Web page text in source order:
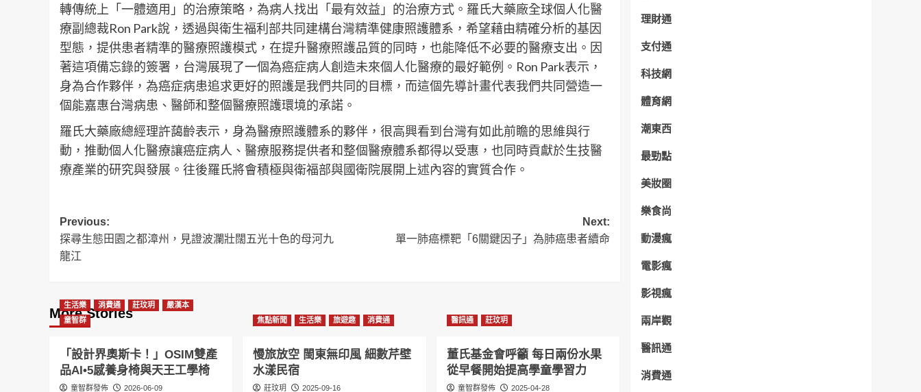
轉傳統上「一體適用」的治療策略，為病人找出「最有效益」的治療方式。羅氏大藥廠全球個人化醫
療副總裁Ron Park說，透過與衛生福利部共同建構台灣精準健康照護體系，希望藉由精確分析的基因
型態，提供患者精準的醫療照護模式，在提升醫療照護品質的同時，也能降低不必要的醫療支出。因
著這項備忘錄的簽署，台灣展現了一個為癌症病人創造未來個人化醫療的最好範例。Ron Park表示，
身為合作夥伴，為癌症病患追求更好的照護是我們共同的目標，而這個先導計畫代表我們共同營造一
個能嘉惠台灣病患、醫師和整個醫療照護環境的承諾。
羅氏大藥廠總經理許藹齡表示，身為醫療照護體系的夥伴，很高興看到台灣有如此前瞻的思維與行
動，推動個人化醫療讓癌症病人、醫療服務提供者和整個醫療體系都得以受惠，也同時貢獻於生技醫
療產業的研究與發展。往後羅氏將會積極與衛福部與國衛院展開上述內容的實質合作。
Post
navigation
Previous:
探尋生態田園之都漳州，見證波瀾壯闊五光十色的母河九
龍江
Next:
單一肺癌標靶「6關鍵因子」為肺癌患者續命
More Stories
生活樂 消費通 莊玟玥
嚴漢本
童智群
「設計界奧斯卡！」OSIM雙產
品AI•5感養身椅與天王工學椅
童智群發佈 2026-06-09
焦點新聞 生活樂 旅遊趣 消費通
慢旅放空 閩東無印風 細數芹壁
水漾民宿
莊玟玥 2025-09-16
醫訊通 莊玟玥
董氏基金會呼籲 每日兩份水果
從早餐開始提高學童學習力
童智群發佈 2025-04-28
理財通
支付通
科技網
體育網
潮東西
最勁點
美妝圈
樂食尚
動漫瘋
電影瘋
影視瘋
兩岸觀
醫訊通
消費通